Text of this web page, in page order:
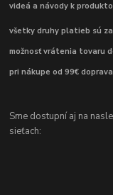
videá a návody k
všetky druhy platieb sú
možnosť vrátenia tovaru
pri nákupe od 99€
Sme dostupní aj na
sieťach: